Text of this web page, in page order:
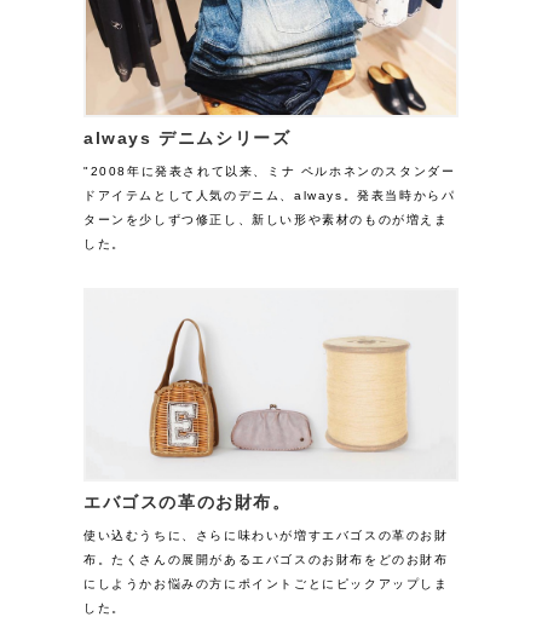
always デニムシリーズ
"2008年に発表されて以来、ミナ ペルホネンのスタンダー
ドアイテムとして人気のデニム、always。発表当時からパ
ターンを少しずつ修正し、新しい形や素材のものが増えま
した。
エバゴスの革のお財布。
使い込むうちに、さらに味わいが増すエバゴスの革のお財
布。たくさんの展開があるエバゴスのお財布をどのお財布
にしようかお悩みの方にポイントごとにピックアップしま
した。